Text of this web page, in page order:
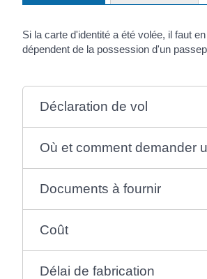
Si la carte d'identité a été volée, il faut
dépendent de la possession d'un
Déclaration de vol
Où et comment demander
Documents à fournir
Coût
Délai de fabrication